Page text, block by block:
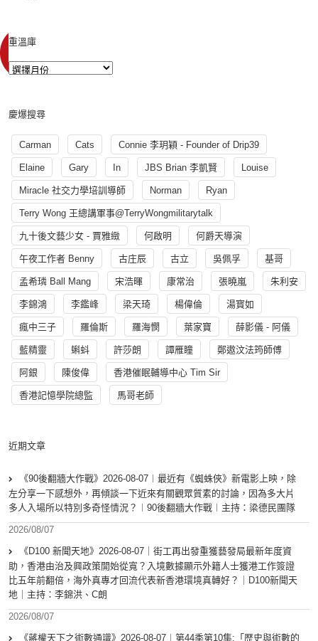
重溫庫
慶爆搜尋
Carman Cats Connie 李玥穎 - Founder of Drip39
Elaine Gary In JBS Brian 李凱賢 Louise
Miracle 社交力學培訓導師 Norman Ryan
Terry Wong 王總講軍事@TerryWongmilitarytalk
九十後文藝少女 - 賈雅緻 何啟明 何爵天導演
午夜工作者 Benny 古庄辰 古立 吳佩孚 基哥
孟希璘 Ball Mang 宋浩暉 康常治 張曉嵐 朱利安
李錦鴻 李鑑峰 梁天琦 楊偉倫 湯寳如
瘋中三子 羅倫斯 羅海憫 葉家寶 薛影儀 - 阿儀
藍精靈 蝌蚪 許莎朗 譚雁瞳 鄭遨汶法筠師傅
阿銀 陳俊偉 香港催眠輔導中心 Tim Sir
香港記憶學院總監 馬哥老師
近期文章
《90後翻牆大作戰》2026-08-07︱最近有《蜘蛛俠》新電影上映，除
左分享一下感想外，再傾談一下近來有關觀眾質素的討論，因為多大片
多人入場所以特別多奇怪情況？︱90後翻牆大作戰︱主持：梁德民團隊
2026/08/07
《D100 新聞天地》2026-08-07｜街工再出發重獲藝發局最新年度資
助，香港由治及興政策開始從寬？入境數據顯示外籍人士獲港工作簽證
比五年前翻倍，海外真專才回流代表新香港環境真轉好？｜D100新聞天
地｜主持：李錦洪、C朗
2026/08/07
《蔣權天下之術數通識》2026-08-07︱第44季第10集:「歴史與術數的